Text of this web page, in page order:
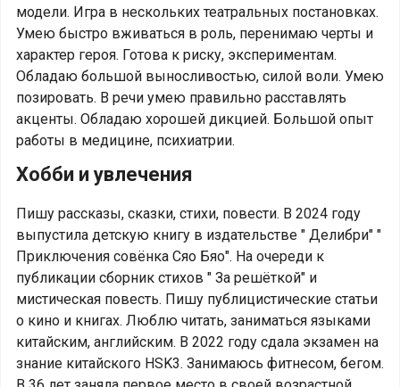
модели. Игра в нескольких театральных постановках.
Умею быстро вживаться в роль, перенимаю черты и
характер героя. Готова к риску, экспериментам.
Обладаю большой выносливостью, силой воли. Умею
позировать. В речи умею правильно расставлять
акценты. Обладаю хорошей дикцией. Большой опыт
работы в медицине, психиатрии.
Хобби и увлечения
Пишу рассказы, сказки, стихи, повести. В 2024 году
выпустила детскую книгу в издательстве " Делибри" "
Приключения совëнка Сяо Бяо". На очереди к
публикации сборник стихов " За решëткой" и
мистическая повесть. Пишу публицистические статьи
о кино и книгах. Люблю читать, заниматься языками
китайским, английским. В 2022 году сдала экзамен на
знание китайского HSK3. Занимаюсь фитнесом, бегом.